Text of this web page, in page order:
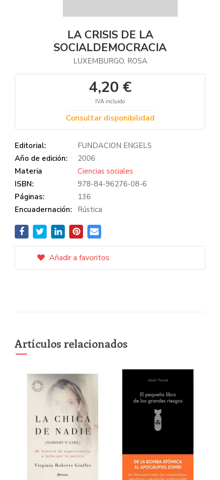
LA CRISIS DE LA
SOCIALDEMOCRACIA
LUXEMBURGO, ROSA
4,20 €
IVA incluido
Consultar disponibilidad
Editorial:
FUNDACION ENGELS
Año de edición:
2006
Materia
Ciencias sociales
ISBN:
978-84-96276-08-6
Páginas:
136
Encuadernación:
Rústica
Añadir a favoritos
Artículos relacionados